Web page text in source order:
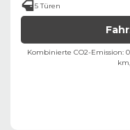
5 Türen
Kombinierte CO2-Emission:
km,